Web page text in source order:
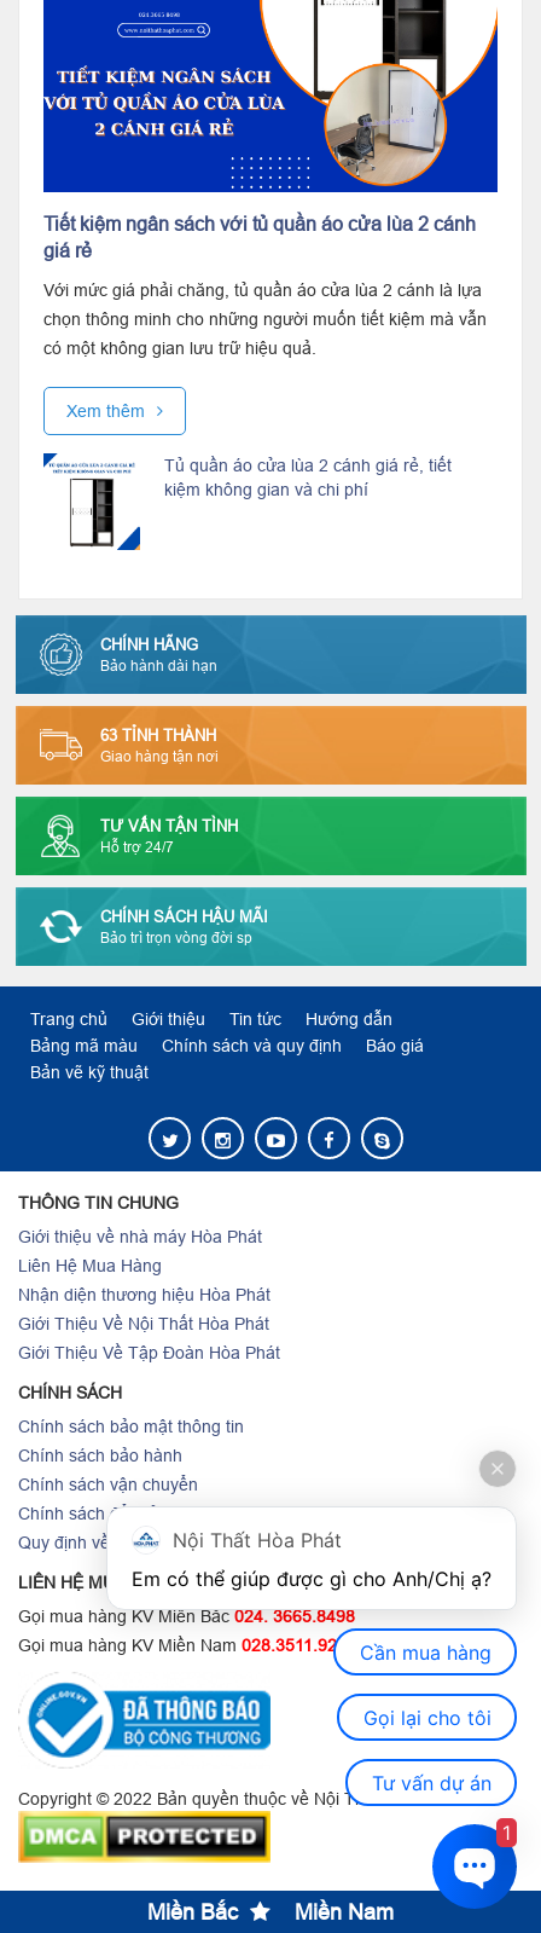
Tiết kiệm ngân sách với tủ quần áo cửa lùa 2 cánh
giá rẻ
Với mức giá phải chăng, tủ quần áo cửa lùa 2 cánh là lựa
chọn thông minh cho những người muốn tiết kiệm mà vẫn
có một không gian lưu trữ hiệu quả.
Xem thêm
Tủ quần áo cửa lùa 2 cánh giá rẻ, tiết
kiệm không gian và chi phí
CHÍNH HÃNG
Bảo hành dài hạn
63 TỈNH THÀNH
Giao hàng tận nơi
TƯ VẤN TẬN TÌNH
Hỗ trợ 24/7
CHÍNH SÁCH HẬU MÃI
Bảo trì trọn vòng đời sp
Trang chủ Giới thiệu Tin tức
Hướng dẫn
Bảng mã màu
Chính sách và quy định
Báo giá
Bản vẽ kỹ thuật
THÔNG TIN CHUNG
Giới thiệu về nhà máy Hòa Phát
Liên Hệ Mua Hàng
Nhận diện thương hiệu Hòa Phát
Giới Thiệu Về Nội Thất Hòa Phát
Giới Thiệu Về Tập Đoàn Hòa Phát
CHÍNH SÁCH
Chính sách bảo mật thông tin
Chính sách bảo hành
Chính sách vận chuyển
Chính sách đổi trả hàng Hòa Phát
Quy định về thanh toán
LIÊN HỆ MUA HÀNG
Gọi mua hàng KV Miền Bắc 024. 3665.8498
Gọi mua hàng KV Miền Nam 028.3511.9211
Copyright © 2022 Bản quyền thuộc về Nội Thất Hòa Phát.
Miền Bắc Miền Nam
Nội Thất Hòa Phát
Cần mua hàng
Gọi lại cho tôi
Tư vấn dự án
1